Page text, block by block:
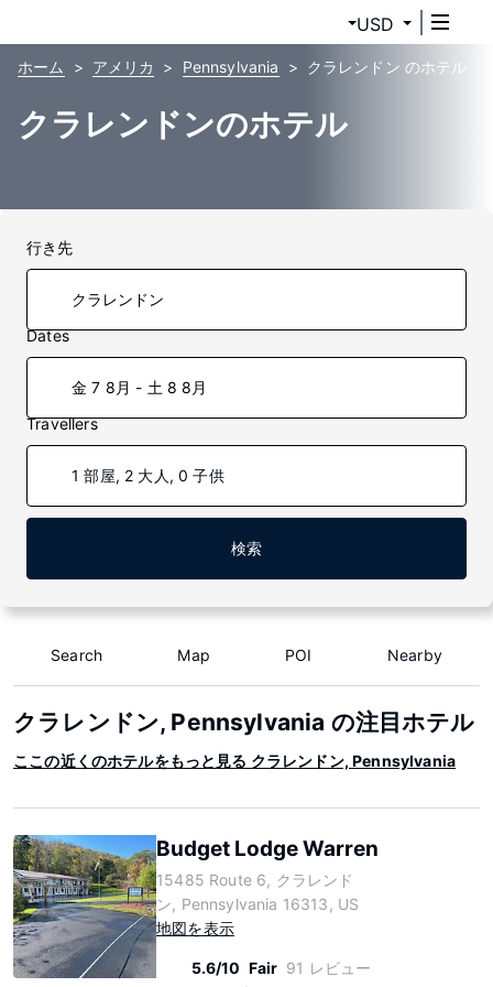
USD
ホーム アメリカ Pennsylvania クラレンドン のホテル
クラレンドンのホテル
行き先
Dates
金 7 8月 - 土 8 8月
Travellers
1 部屋, 2 大人, 0 子供
検索
Search Map POI Nearby
クラレンドン, Pennsylvania の注目ホテル
ここの近くのホテルをもっと見る クラレンドン, Pennsylvania
Budget Lodge Warren
15485 Route 6, クラレンド
ン, Pennsylvania 16313, US
地図を表示
5.6/10 Fair 91 レビュー